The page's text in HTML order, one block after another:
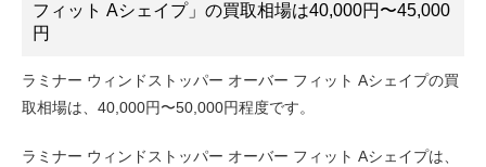
フィット Aシェイプ」の買取相場は40,000円〜45,000
円
ラミナー ウィンドストッパー オーバー フィット Aシェイプの買
取相場は、40,000円〜50,000円程度です。
ラミナー ウィンドストッパー オーバー フィット Aシェイプは、